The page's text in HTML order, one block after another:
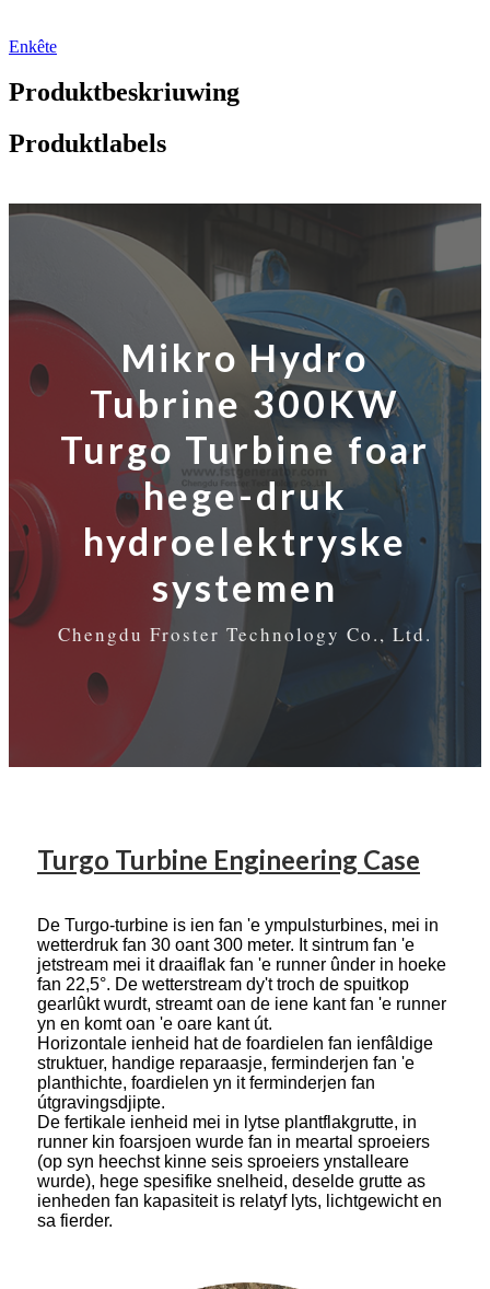
Enkête
Produktbeskriuwing
Produktlabels
Mikro Hydro
Tubrine 300KW
Turgo Turbine foar
hege-druk
hydroelektryske
systemen
Chengdu Froster Technology Co., Ltd.
Turgo Turbine Engineering Case
De Turgo-turbine is ien fan 'e ympulsturbines, mei in
wetterdruk fan 30 oant 300 meter. It sintrum fan 'e
jetstream mei it draaiflak fan 'e runner ûnder in hoeke
fan 22,5°. De wetterstream dy't troch de spuitkop
gearlûkt wurdt, streamt oan de iene kant fan 'e runner
yn en komt oan 'e oare kant út.
Horizontale ienheid hat de foardielen fan ienfâldige
struktuer, handige reparaasje, ferminderjen fan 'e
planthichte, foardielen yn it ferminderjen fan
útgravingsdjipte.
De fertikale ienheid mei in lytse plantflakgrutte, in
runner kin foarsjoen wurde fan in meartal sproeiers
(op syn heechst kinne seis sproeiers ynstalleare
wurde), hege spesifike snelheid, deselde grutte as
ienheden fan kapasiteit is relatyf lyts, lichtgewicht en
sa fierder.